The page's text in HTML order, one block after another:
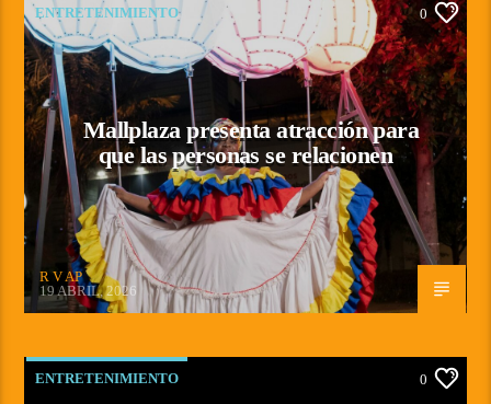
ENTRETENIMIENTO 0
Mallplaza presenta atracción para
que las personas se relacionen
R V AP
19 ABRIL, 2026
ENTRETENIMIENTO 0